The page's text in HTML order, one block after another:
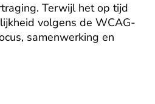
Terwijl het op tijd
volgens de WCAG-
samenwerking en